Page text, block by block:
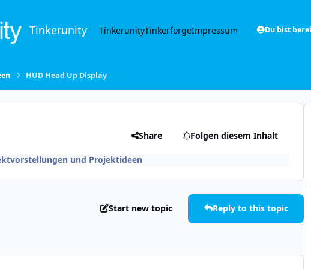
Tinkerunity TinkerunityTinkerforgeImpressum Du bist
HUD Head Up Display
Share Folgen diesem Inhalt
und Projektideen
Start new topic Reply to this topic